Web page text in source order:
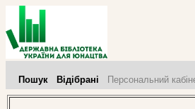
Пошук Відібрані Персональний